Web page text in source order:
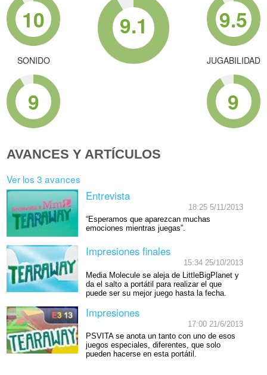
10
SONIDO
9
9.1 9.5
JUGABILIDAD
9
AVANCES Y ARTÍCULOS
Ver los 3 avances
Entrevista
18:25 5/11/2013
“Esperamos que aparezcan muchas
emociones mientras juegas”.
Impresiones finales
15:34 25/10/2013
Media Molecule se aleja de LittleBigPlanet y
da el salto a portátil para realizar el que
puede ser su mejor juego hasta la fecha.
Impresiones
17:00 21/6/2013
PSVITA se anota un tanto con uno de esos
juegos especiales, diferentes, que solo
pueden hacerse en esta portátil.